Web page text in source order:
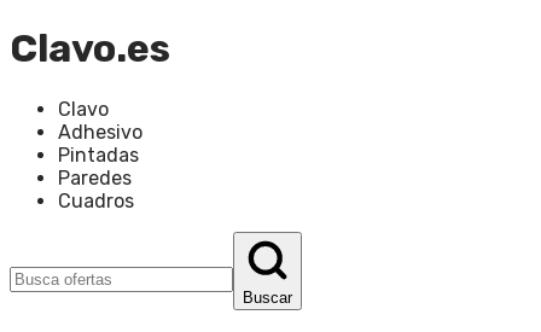
Clavo.es
Clavo
Adhesivo
Pintadas
Paredes
Cuadros
Buscar